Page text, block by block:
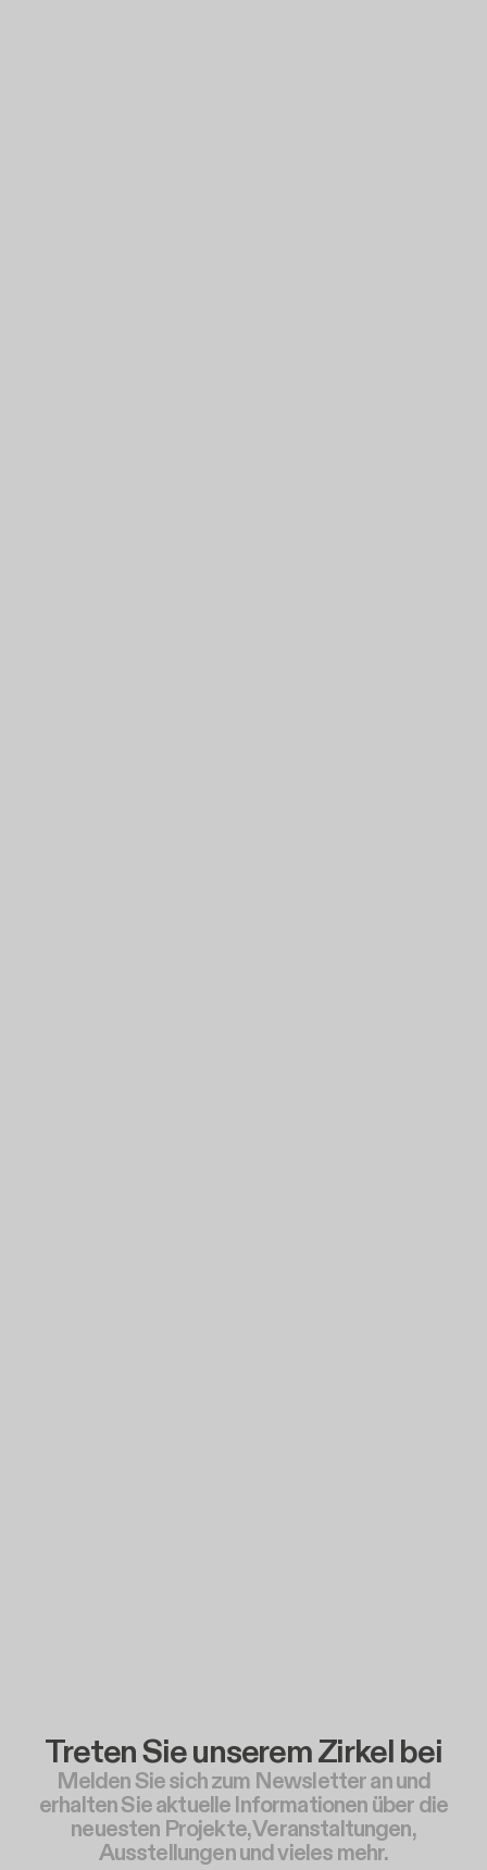
Treten Sie unserem Zirkel bei
Melden Sie sich zum Newsletter an und
erhalten Sie aktuelle Informationen über die
neuesten Projekte, Veranstaltungen,
Ausstellungen und vieles mehr.